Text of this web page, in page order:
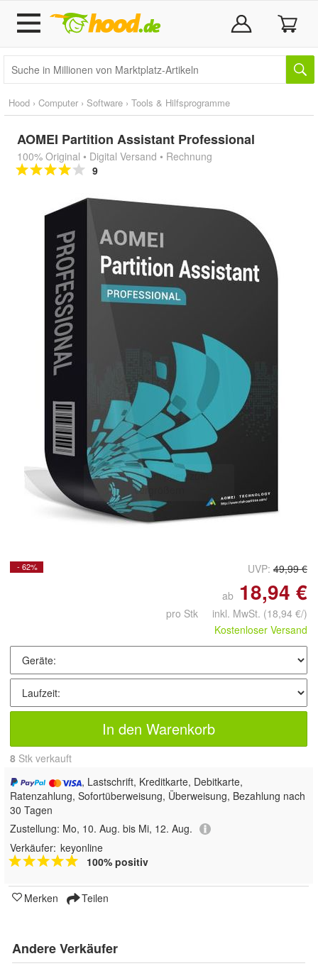
Hood › Computer › Software › Tools & Hilfsprogramme
AOMEI Partition Assistant Professional
100% Original • Digital Versand • Rechnung
9
Doppelt antippen zum
vergrößern
- 62% UVP: 49,99 €
ab 18,94 €
pro Stk inkl. MwSt. (18,94 €/)
Kostenloser Versand
In den Warenkorb
8 Stk verkauft
, Lastschrift, Kreditkarte, Debitkarte,
Ratenzahlung, Sofortüberweisung, Überweisung, Bezahlung nach
30 Tagen
Zustellung: Mo, 10. Aug. bis Mi, 12. Aug.
Verkäufer: keyonline
100% positiv
Merken Teilen
Andere Verkäufer